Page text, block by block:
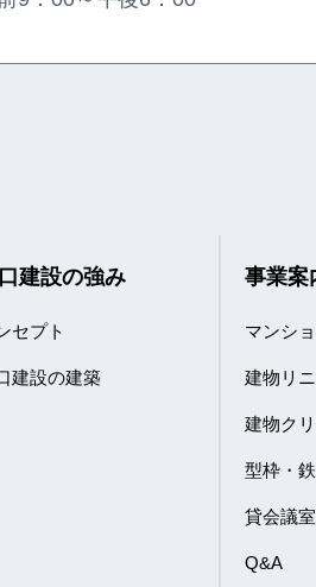
建設の強み
セプト
建設の建築
事業案
マンシ
建物リ
建物ク
型枠・
貸会議室
Q&A